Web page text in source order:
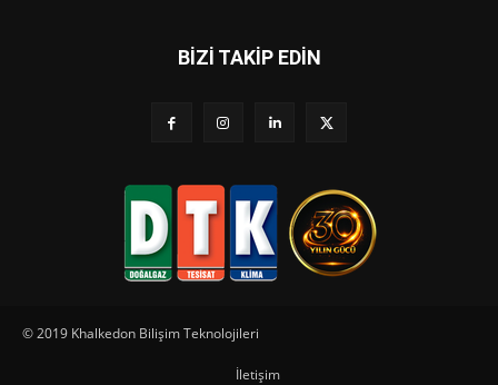
BİZİ TAKİP EDİN
© 2019 Khalkedon Bilişim Teknolojileri
İletişim